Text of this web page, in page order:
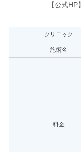
【公式HP】
クリニック
施術名
料金